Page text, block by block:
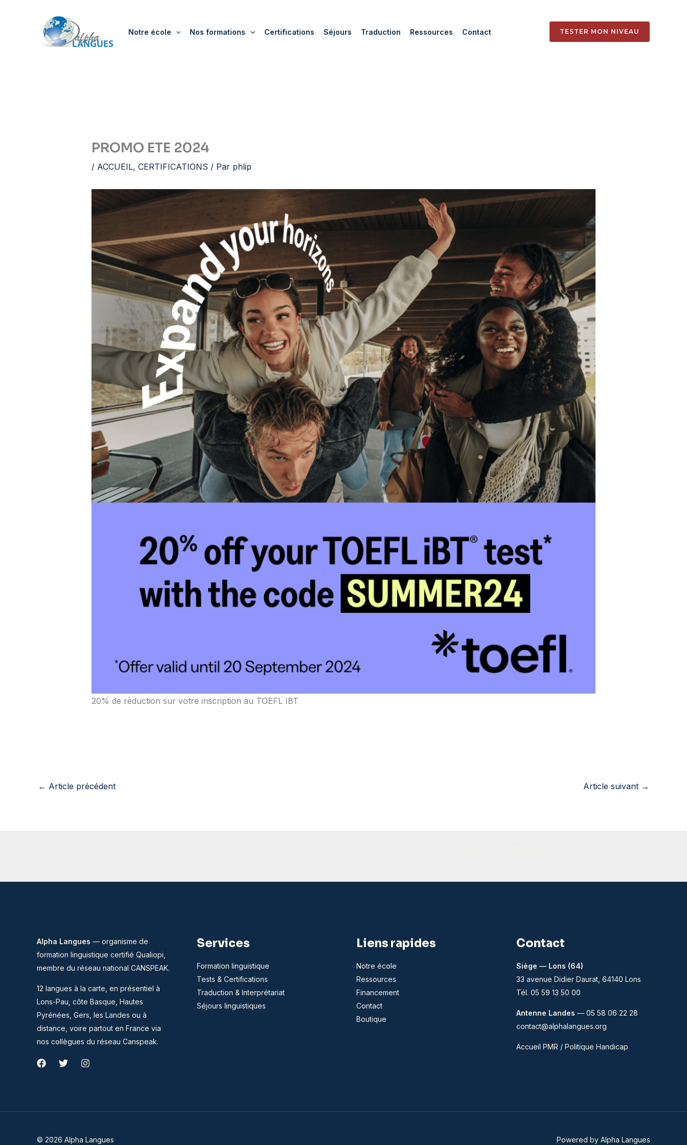
Notre école Nos formations Certifications Séjours Traduction Ressources Contact TESTER MON NIVEAU
PROMO ETE 2024
/ ACCUEIL, CERTIFICATIONS / Par phlip
20% de réduction sur votre inscription au TOEFL IBT
← Article précédent Article suivant →
Alpha Langues — organisme de
formation linguistique certifié Qualiopi,
membre du réseau national CANSPEAK.
12 langues à la carte, en présentiel à
Lons-Pau, côte Basque, Hautes
Pyrénées, Gers, les Landes ou à
distance, voire partout en France via
nos collègues du réseau Canspeak.
Services
Formation linguistique
Tests & Certifications
Traduction & Interprétariat
Séjours linguistiques
Liens rapides
Notre école
Ressources
Financement
Contact
Boutique
Contact
Siège — Lons (64)
33 avenue Didier Daurat, 64140 Lons
Tél. 05 59 13 50 00
Antenne Landes — 05 58 06 22 28
contact@alphalangues.org
Accueil PMR / Politique Handicap
© 2026 Alpha Langues Powered by Alpha Langues